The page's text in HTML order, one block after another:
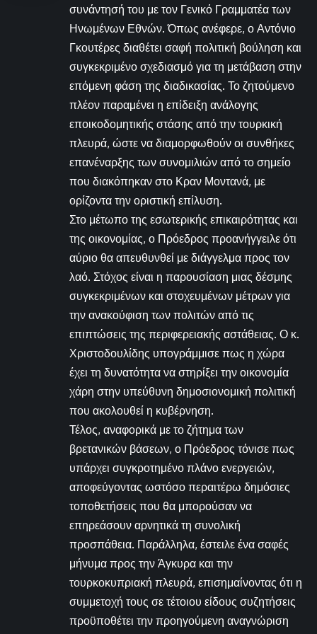
συνάντησή του με τον Γενικό Γραμματέα των
Ηνωμένων Εθνών. Όπως ανέφερε, ο Αντόνιο
Γκουτέρες διαθέτει σαφή πολιτική βούληση και
συγκεκριμένο σχεδιασμό για τη μετάβαση στην
επόμενη φάση της διαδικασίας. Το ζητούμενο
πλέον παραμένει η επίδειξη ανάλογης
εποικοδομητικής στάσης από την τουρκική
πλευρά, ώστε να διαμορφωθούν οι συνθήκες
επανέναρξης των συνομιλιών από το σημείο
που διακόπηκαν στο Κραν Μοντανά, με
ορίζοντα την οριστική επίλυση.
Στο μέτωπο της εσωτερικής επικαιρότητας και
της οικονομίας, ο Πρόεδρος προανήγγειλε ότι
αύριο θα απευθυνθεί με διάγγελμα προς τον
λαό. Στόχος είναι η παρουσίαση μιας δέσμης
συγκεκριμένων και στοχευμένων μέτρων για
την ανακούφιση των πολιτών από τις
επιπτώσεις της περιφερειακής αστάθειας. Ο κ.
Χριστοδουλίδης υπογράμμισε πως η χώρα
έχει τη δυνατότητα να στηρίξει την οικονομία
χάρη στην υπεύθυνη δημοσιονομική πολιτική
που ακολουθεί η κυβέρνηση.
Τέλος, αναφορικά με το ζήτημα των
βρετανικών βάσεων, ο Πρόεδρος τόνισε πως
υπάρχει συγκροτημένο πλάνο ενεργειών,
αποφεύγοντας ωστόσο περαιτέρω δημόσιες
τοποθετήσεις που θα μπορούσαν να
επηρεάσουν αρνητικά τη συνολική
προσπάθεια. Παράλληλα, έστειλε ένα σαφές
μήνυμα προς την Άγκυρα και την
τουρκοκυπριακή πλευρά, επισημαίνοντας ότι η
συμμετοχή τους σε τέτοιου είδους συζητήσεις
προϋποθέτει την προηγούμενη αναγνώριση